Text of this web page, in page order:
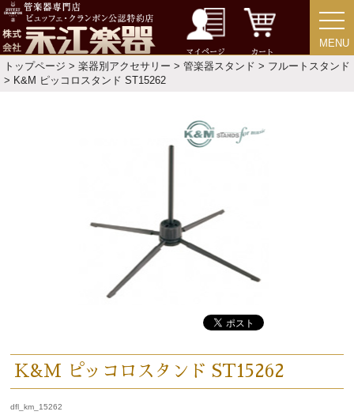
マイページ カート
MENU
MENU
トップページ > 楽器別アクセサリー > 管楽器スタンド > フルートスタンド
> K&M ピッコロスタンド ST15262
K&M ピッコロスタンド ST15262
dfl_km_15262
CD
目的・用途別で楽器を探す
価格・ランキングで探す